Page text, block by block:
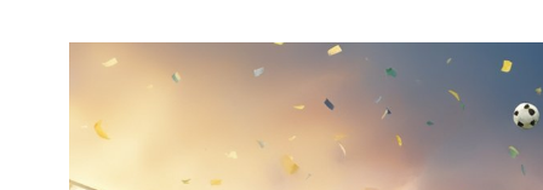
148
Utrecht
71